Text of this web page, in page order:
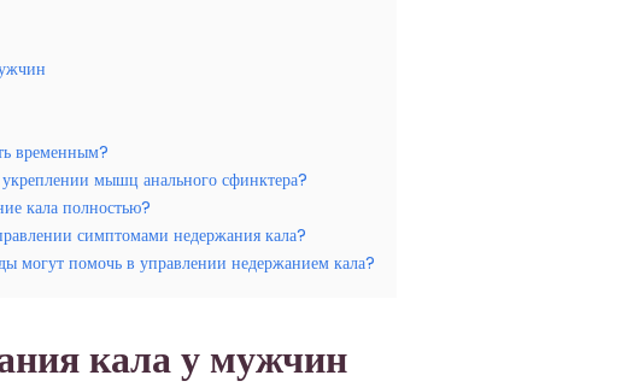
временным?
мышц анального сфинктера?
кала полностью?
симптомами недержания кала?
могут помочь в управлении недержанием кала?
кала у мужчин